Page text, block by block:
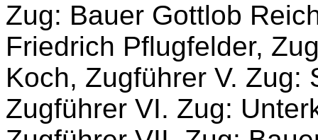
Zug: Bauer Gottlob
Friedrich Pflugfelder,
Koch, Zugführer V. Zug:
Zugführer VI. Zug: